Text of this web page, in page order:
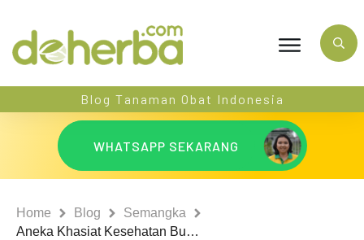
Blog Tanaman Obat Indonesia
WHATSAPP SEKARANG
Home Blog
Semangka
Aneka Khasiat Kesehatan Buah Semangka